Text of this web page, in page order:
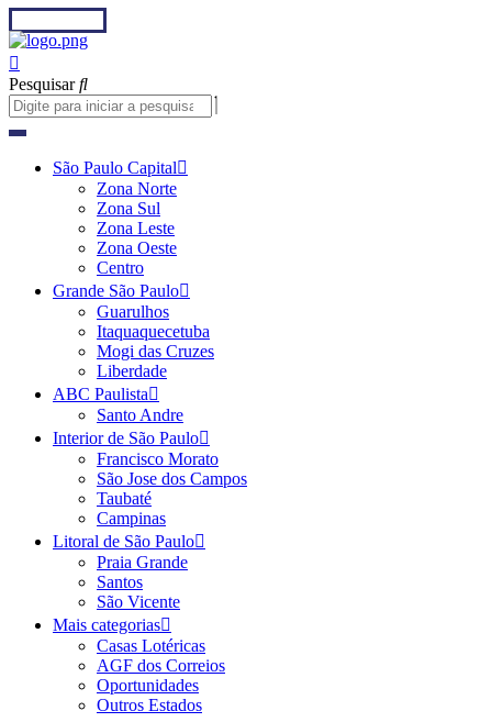
Pesquisar
São Paulo Capital
Zona Norte
Zona Sul
Zona Leste
Zona Oeste
Centro
Grande São Paulo
Guarulhos
Itaquaquecetuba
Mogi das Cruzes
Liberdade
ABC Paulista
Santo Andre
Interior de São Paulo
Francisco Morato
São Jose dos Campos
Taubaté
Campinas
Litoral de São Paulo
Praia Grande
Santos
São Vicente
Mais categorias
Casas Lotéricas
AGF dos Correios
Oportunidades
Outros Estados